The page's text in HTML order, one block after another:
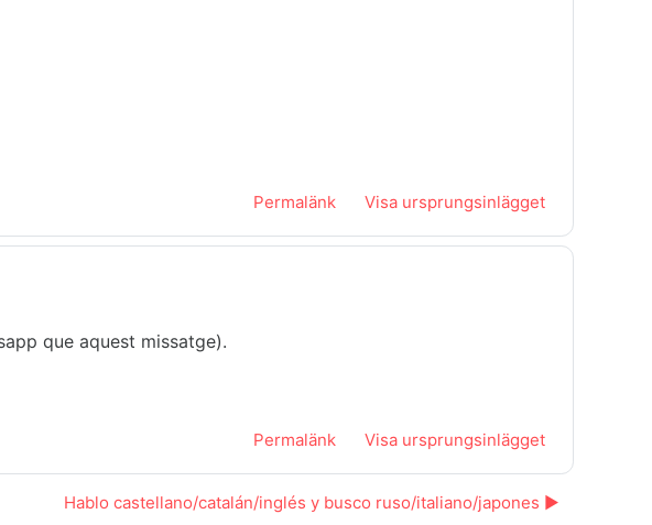
Permalänk Visa ursprungsinlägget
que aquest missatge).
Permalänk Visa ursprungsinlägget
Hablo castellano/catalán/inglés y busco ruso/italiano/japones ▶︎